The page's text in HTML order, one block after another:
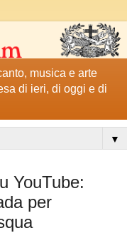
musica e arte
di ieri, di oggi e di
▼
YouTube:
per